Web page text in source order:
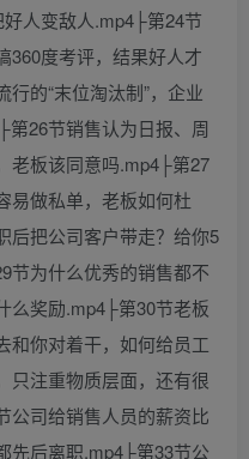
人变敌人.mp4├第24节
360度考评，结果好人才
的“末位淘汰制”，企业
26节销售认为日报、周
老板该同意吗.mp4├第27
易做私单，老板如何杜
后把公司客户带走？给你5
节为什么优秀的销售都不
么奖励.mp4├第30节老板
和你对着干，如何给员工
只注重物质层面，还有很
公司给销售人员的薪资比
先后离职.mp4├第33节公